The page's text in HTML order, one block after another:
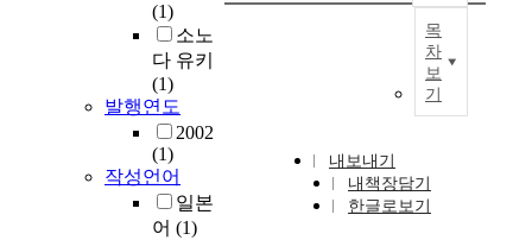
(1)
소노
다 유키
(1)
발행연도
2002
(1)
작성언어
일본
어 (1)
목
차
보
기
내보내기
내책장담기
한글로보기